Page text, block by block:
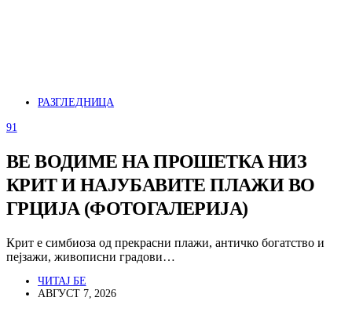
РАЗГЛЕДНИЦА
91
ВЕ ВОДИМЕ НА ПРОШЕТКА НИЗ
КРИТ И НАЈУБАВИТЕ ПЛАЖИ ВО
ГРЦИЈА (ФОТОГАЛЕРИЈА)
Крит е симбиоза од прекрасни плажи, античко богатство и
пејзажи, живописни градови…
ЧИТАЈ БЕ
АВГУСТ 7, 2026